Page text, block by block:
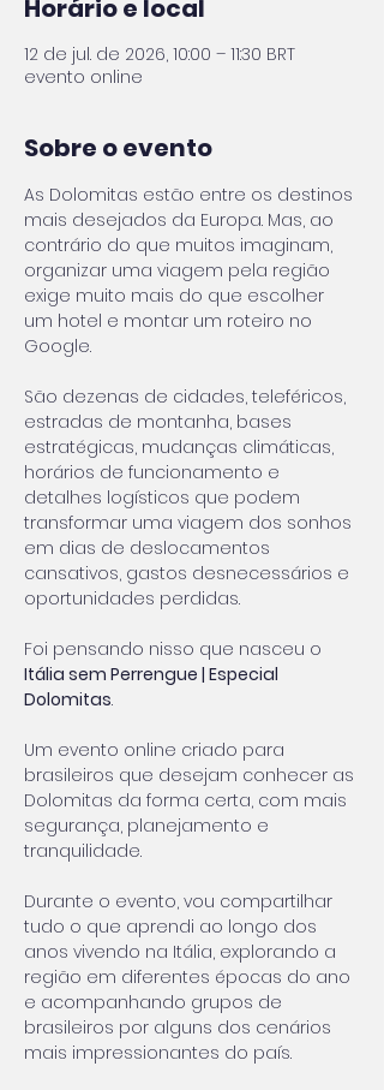
Horário e local
12 de jul. de 2026, 10:00 – 11:30 BRT
evento online
Sobre o evento
As Dolomitas estão entre os destinos
mais desejados da Europa. Mas, ao
contrário do que muitos imaginam,
organizar uma viagem pela região
exige muito mais do que escolher
um hotel e montar um roteiro no
Google.
São dezenas de cidades, teleféricos,
estradas de montanha, bases
estratégicas, mudanças climáticas,
horários de funcionamento e
detalhes logísticos que podem
transformar uma viagem dos sonhos
em dias de deslocamentos
cansativos, gastos desnecessários e
oportunidades perdidas.
Foi pensando nisso que nasceu o
Itália sem Perrengue | Especial
Dolomitas.
Um evento online criado para
brasileiros que desejam conhecer as
Dolomitas da forma certa, com mais
segurança, planejamento e
tranquilidade.
Durante o evento, vou compartilhar
tudo o que aprendi ao longo dos
anos vivendo na Itália, explorando a
região em diferentes épocas do ano
e acompanhando grupos de
brasileiros por alguns dos cenários
mais impressionantes do país.